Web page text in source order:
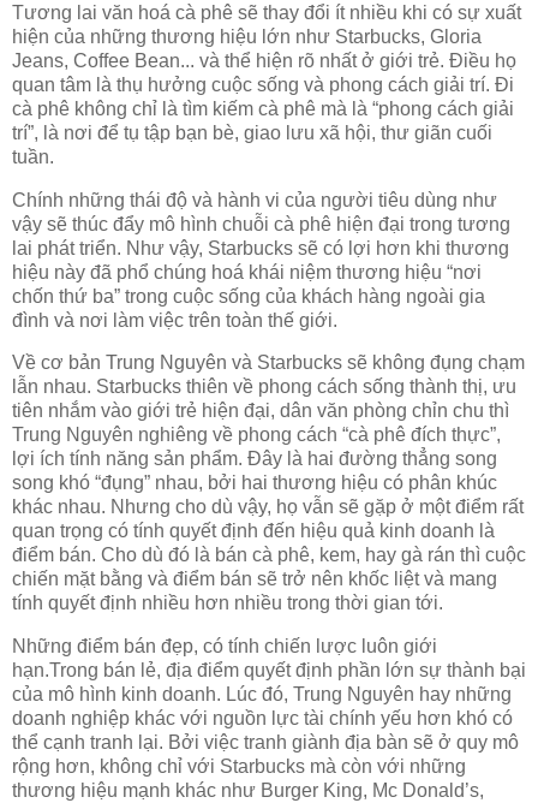
Tương lai văn hoá cà phê sẽ thay đổi ít nhiều khi có sự xuất
hiện của những thương hiệu lớn như Starbucks, Gloria
Jeans, Coffee Bean... và thể hiện rõ nhất ở giới trẻ. Điều họ
quan tâm là thụ hưởng cuộc sống và phong cách giải trí. Đi
cà phê không chỉ là tìm kiếm cà phê mà là “phong cách giải
trí”, là nơi để tụ tập bạn bè, giao lưu xã hội, thư giãn cuối
tuần.
Chính những thái độ và hành vi của người tiêu dùng như
vậy sẽ thúc đẩy mô hình chuỗi cà phê hiện đại trong tương
lai phát triển. Như vậy, Starbucks sẽ có lợi hơn khi thương
hiệu này đã phổ chúng hoá khái niệm thương hiệu “nơi
chốn thứ ba” trong cuộc sống của khách hàng ngoài gia
đình và nơi làm việc trên toàn thế giới.
Về cơ bản Trung Nguyên và Starbucks sẽ không đụng chạm
lẫn nhau. Starbucks thiên về phong cách sống thành thị, ưu
tiên nhắm vào giới trẻ hiện đại, dân văn phòng chỉn chu thì
Trung Nguyên nghiêng về phong cách “cà phê đích thực”,
lợi ích tính năng sản phẩm. Đây là hai đường thẳng song
song khó “đụng” nhau, bởi hai thương hiệu có phân khúc
khác nhau. Nhưng cho dù vậy, họ vẫn sẽ gặp ở một điểm rất
quan trọng có tính quyết định đến hiệu quả kinh doanh là
điểm bán. Cho dù đó là bán cà phê, kem, hay gà rán thì cuộc
chiến mặt bằng và điểm bán sẽ trở nên khốc liệt và mang
tính quyết định nhiều hơn nhiều trong thời gian tới.
Những điểm bán đẹp, có tính chiến lược luôn giới
hạn.Trong bán lẻ, địa điểm quyết định phần lớn sự thành bại
của mô hình kinh doanh. Lúc đó, Trung Nguyên hay những
doanh nghiệp khác với nguồn lực tài chính yếu hơn khó có
thể cạnh tranh lại. Bởi việc tranh giành địa bàn sẽ ở quy mô
rộng hơn, không chỉ với Starbucks mà còn với những
thương hiệu mạnh khác như Burger King, Mc Donald’s,